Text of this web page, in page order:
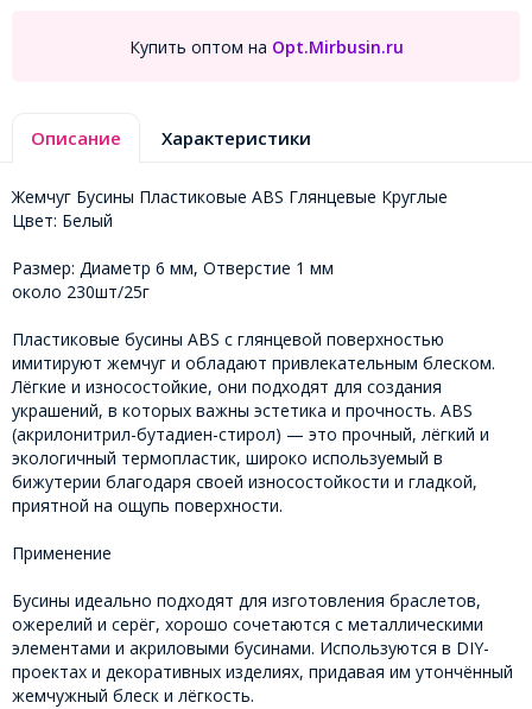
Купить оптом на Opt.Mirbusin.ru
Описание Характеристики
Жемчуг Бусины Пластиковые ABS Глянцевые Круглые
Цвет: Белый
Размер: Диаметр 6 мм, Отверстие 1 мм
около 230шт/25г
Пластиковые бусины ABS с глянцевой поверхностью
имитируют жемчуг и обладают привлекательным блеском.
Лёгкие и износостойкие, они подходят для создания
украшений, в которых важны эстетика и прочность. ABS
(акрилонитрил-бутадиен-стирол) — это прочный, лёгкий и
экологичный термопластик, широко используемый в
бижутерии благодаря своей износостойкости и гладкой,
приятной на ощупь поверхности.
Применение
Бусины идеально подходят для изготовления браслетов,
ожерелий и серёг, хорошо сочетаются с металлическими
элементами и акриловыми бусинами. Используются в DIY-
проектах и декоративных изделиях, придавая им утончённый
жемчужный блеск и лёгкость.